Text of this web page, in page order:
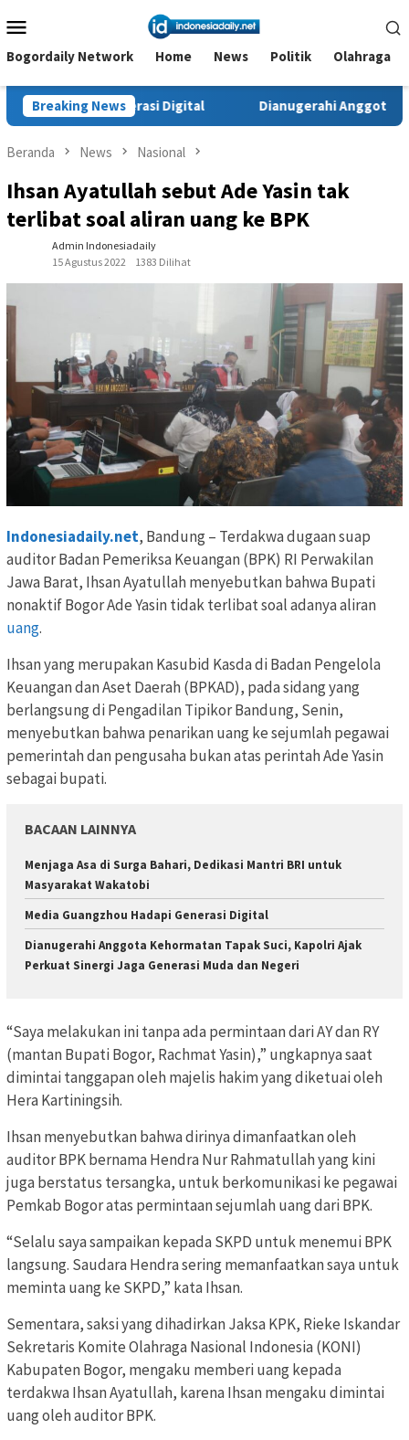
ke
kontenMobile
Bogordaily Network Home News Politik Olahraga
Breaking News
Generasi Digital Dianugerahi Anggota Kehormatan
Beranda News Nasional
Ihsan Ayatullah sebut Ade Yasin tak
terlibat soal aliran uang ke BPK
Admin Indonesiadaily
15 Agustus 2022
1383 Dilihat
Indonesiadaily.net, Bandung – Terdakwa dugaan suap
auditor Badan Pemeriksa Keuangan (BPK) RI Perwakilan
Jawa Barat, Ihsan Ayatullah menyebutkan bahwa Bupati
nonaktif Bogor Ade Yasin tidak terlibat soal adanya aliran
uang.
Ihsan yang merupakan Kasubid Kasda di Badan Pengelola
Keuangan dan Aset Daerah (BPKAD), pada sidang yang
berlangsung di Pengadilan Tipikor Bandung, Senin,
menyebutkan bahwa penarikan uang ke sejumlah pegawai
pemerintah dan pengusaha bukan atas perintah Ade Yasin
sebagai bupati.
BACAAN LAINNYA
Menjaga Asa di Surga Bahari, Dedikasi Mantri BRI untuk
Masyarakat Wakatobi
Media Guangzhou Hadapi Generasi Digital
Dianugerahi Anggota Kehormatan Tapak Suci, Kapolri Ajak
Perkuat Sinergi Jaga Generasi Muda dan Negeri
“Saya melakukan ini tanpa ada permintaan dari AY dan RY
(mantan Bupati Bogor, Rachmat Yasin),” ungkapnya saat
dimintai tanggapan oleh majelis hakim yang diketuai oleh
Hera Kartiningsih.
Ihsan menyebutkan bahwa dirinya dimanfaatkan oleh
auditor BPK bernama Hendra Nur Rahmatullah yang kini
juga berstatus tersangka, untuk berkomunikasi ke pegawai
Pemkab Bogor atas permintaan sejumlah uang dari BPK.
“Selalu saya sampaikan kepada SKPD untuk menemui BPK
langsung. Saudara Hendra sering memanfaatkan saya untuk
meminta uang ke SKPD,” kata Ihsan.
Sementara, saksi yang dihadirkan Jaksa KPK, Rieke Iskandar
Sekretaris Komite Olahraga Nasional Indonesia (KONI)
Kabupaten Bogor, mengaku memberi uang kepada
terdakwa Ihsan Ayatullah, karena Ihsan mengaku dimintai
uang oleh auditor BPK.